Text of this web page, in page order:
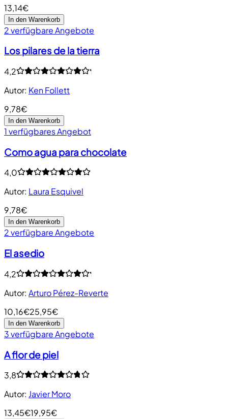
13,14€
In den Warenkorb
2 verfügbare Angebote
Los pilares de la tierra
4,2
Autor: Ken Follett
9,78€
In den Warenkorb
1 verfügbares Angebot
Como agua para chocolate
4,0
Autor: Laura Esquivel
9,78€
In den Warenkorb
2 verfügbare Angebote
El asedio
4,2
Autor: Arturo Pérez-Reverte
10,16€25,95€
In den Warenkorb
3 verfügbare Angebote
A flor de piel
3,8
Autor: Javier Moro
13,45€19,95€